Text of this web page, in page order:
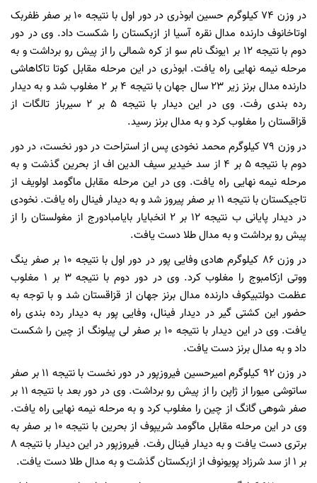
در وزن ۷۴ کیلوگرم حسین ابوذری در دور اول با نتیجه ۱۰ بر صفر ظفربک
اوتاخانوف دارنده مدال نقره آسیا از ازبکستان را شکست داد. وی در دور
دوم با نتیجه ۱۲ بر ۱یونگ نام سو از کره شمالی را از پیش رو برداشت و به
مرحله نیمه نهایی راه یافت. ابوذری در این مرحله مقابل کوتا تاکاهاشی
دارنده مدال برنز زیر ۲۳ سال جهان با نتیجه ۴ بر ۲ مغلوب شد و به دیدار
رده بندی رفت. وی در این دیدار با نتیجه ۵ بر ۲ سیرباز تالگات از
قزاقستان را مغلوب کرد و به مدال برنز رسید.
در وزن ۷۹ کیلوگرم محمد نخودی پس از استراحت در دور نخست، در دور
دوم با نتیجه ۵ بر ۴ از سد خیدیر سیف الدین اف از بحرین گذشت و به
مرحله نیمه نهایی راه یافت. وی در این مرحله مقابل ماگومد اولویف از
تاجیکستان با نتیجه ۱۱ بر صفر پیروز شد و به دیدار فینال راه یافت. نخودی
در دیدار پایانی ب نتیجه ۱۲ بر ۲ انخبایار بایامبادورج از مغولستان را از
پیش رو برداشت و به مدال طلا دست یافت.
در وزن ۸۶ کیلوگرم هادی وفایی پور در دور اول با نتیجه ۱۰ بر صفر ینگ
ووتی ازکامبوج را مغلوب کرد. وی در دور دوم با نتیجه ۳ بر ۱ مغلوب
عظمت دولتبیکوف دارنده مدال برنز جهان از قزاقستان شد و با توجه به
حضور این کشتی گیر در دیدار فینال، وفایی پور به دیدار رده بندی راه
یافت. وی در این دیدار با نتیجه ۱۰ بر صفر لی پیلونگ از چین را شکست
داد و به مدال برنز دست یافت.
در وزن ۹۲ کیلوگرم امیرحسین فیروزپور در دور نخست با نتیجه ۱۱ بر صفر
ساتوشی میورا از ژاپن را از پیش رو برداشت. وی در دور بعد با نتیجه ۱۱ بر
صفر شوهی گانگ از چین را مغلوب کرد و به مرحله نیمه نهایی راه یافت.
وی در این مرحله مقابل ماگومد شریپوف از بحرین با نتیجه ۱۰ بر صفر به
برتری دست یافت و به دیدار فینال رفت. فیروزپور در این دیدار با نتیجه ۸
بر ۱ از سد شرزاد پویونوف از ازبکستان گذشت و به مدال طلا دست یافت.